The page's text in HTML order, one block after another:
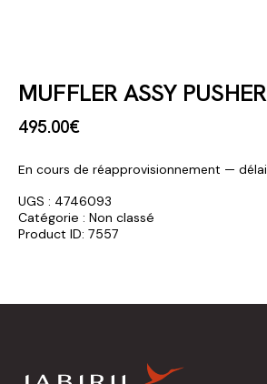
MUFFLER ASSY
495.00€
En cours de réapprovisionnement —
UGS : 4746093
Catégorie : Non classé
Product ID: 7557